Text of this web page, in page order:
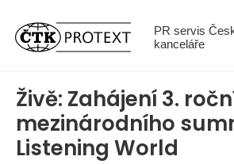
PR servis
kanceláře
Živě: Zahájení 3.
mezinárodního
Listening World